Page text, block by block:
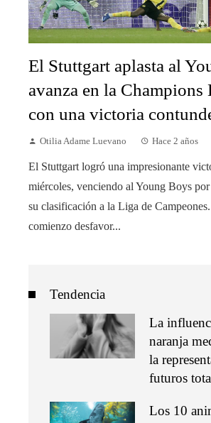
El Stuttgart aplasta al
avanza en la Champions
con una victoria
Otilia Adame Luevano Hace 2 años
El Stuttgart logró una impresionante
miércoles, venciendo al Young Boys
su clasificación a la Liga de
comienzo desfavor...
Tendencia
La
naranja
la
futuros
Los 10